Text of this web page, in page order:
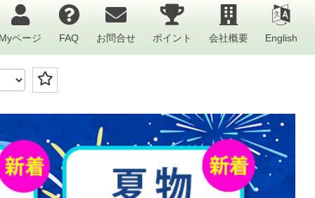
ページ FAQ お問合せ ポイント 会社概要 English